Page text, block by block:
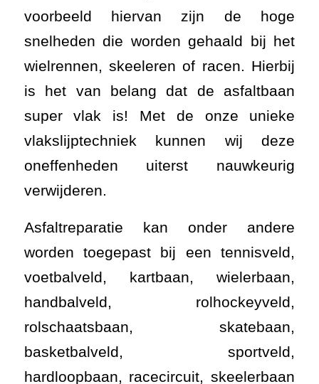
voorbeeld hiervan zijn de hoge
snelheden die worden gehaald bij het
wielrennen, skeeleren of racen. Hierbij
is het van belang dat de asfaltbaan
super vlak is! Met de onze unieke
vlakslijptechniek kunnen wij deze
oneffenheden uiterst nauwkeurig
verwijderen.
Asfaltreparatie kan onder andere
worden toegepast bij een tennisveld,
voetbalveld, kartbaan, wielerbaan,
handbalveld, rolhockeyveld,
rolschaatsbaan, skatebaan,
basketbalveld, sportveld,
hardloopbaan, racecircuit, skeelerbaan